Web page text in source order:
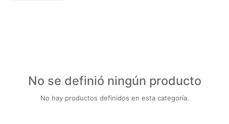
No se definió ningún producto
No hay productos definidos en esta categoría.